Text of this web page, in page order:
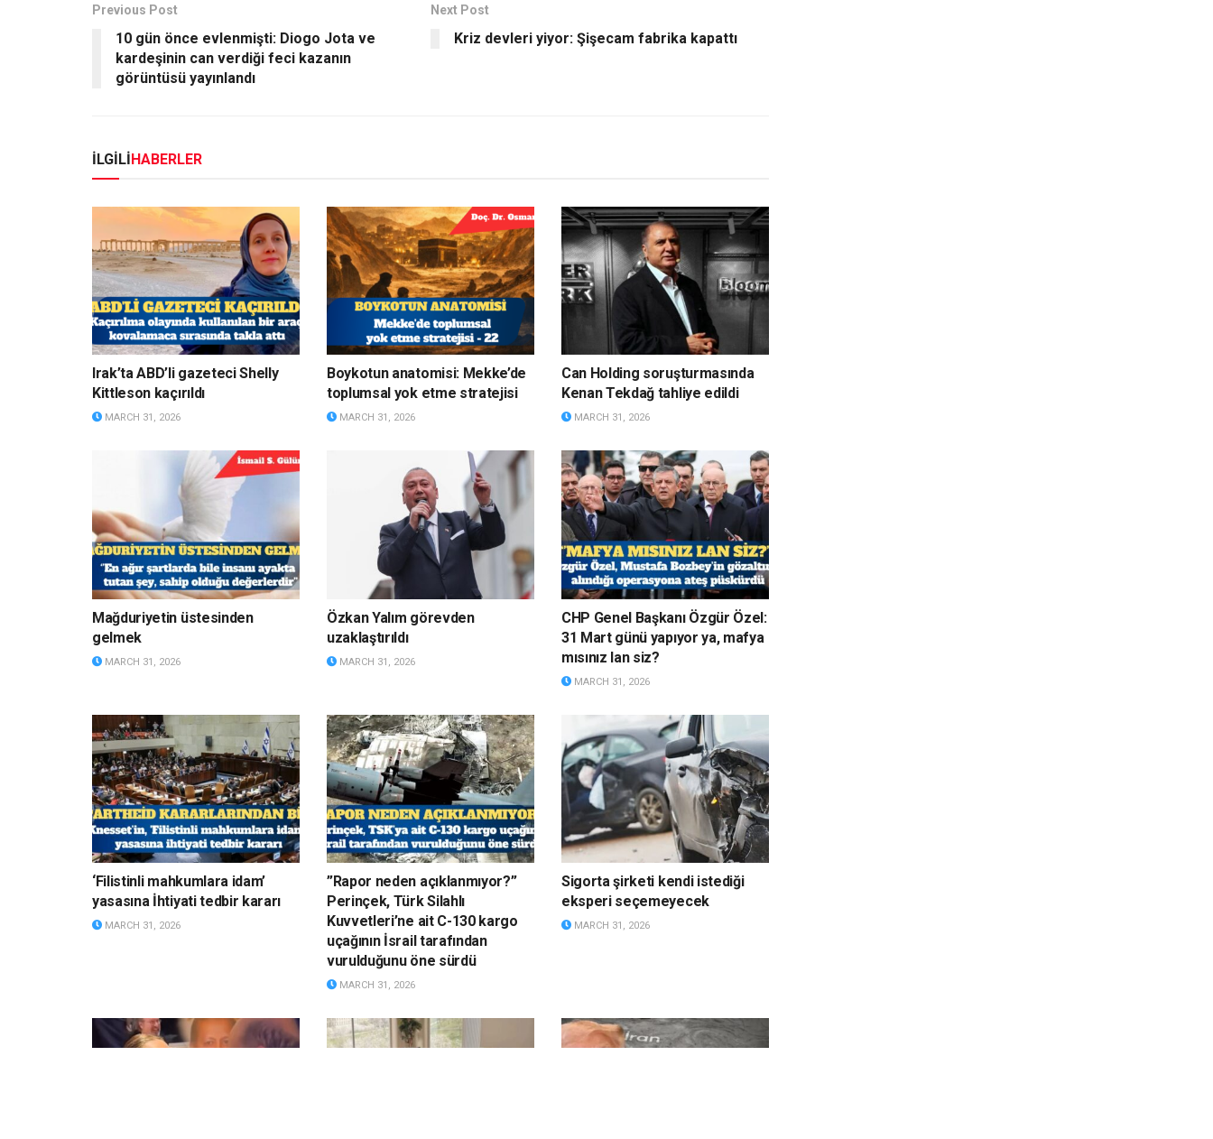
Previous Post
10 gün önce evlenmişti: Diogo Jota ve
kardeşinin can verdiği feci kazanın
görüntüsü yayınlandı
Next Post
Kriz devleri yiyor: Şişecam fabrika kapattı
İLGİLİHABERLER
Irak’ta ABD’li gazeteci Shelly
Kittleson kaçırıldı
MARCH 31, 2026
Boykotun anatomisi: Mekke’de
toplumsal yok etme stratejisi
MARCH 31, 2026
Can Holding soruşturmasında
Kenan Tekdağ tahliye edildi
MARCH 31, 2026
Mağduriyetin üstesinden
gelmek
MARCH 31, 2026
Özkan Yalım görevden
uzaklaştırıldı
MARCH 31, 2026
CHP Genel Başkanı Özgür Özel:
31 Mart günü yapıyor ya, mafya
mısınız lan siz?
MARCH 31, 2026
‘Filistinli mahkumlara idam’
yasasına İhtiyati tedbir kararı
MARCH 31, 2026
”Rapor neden açıklanmıyor?”
Perinçek, Türk Silahlı
Kuvvetleri’ne ait C-130 kargo
uçağının İsrail tarafından
vurulduğunu öne sürdü
MARCH 31, 2026
Sigorta şirketi kendi istediği
eksperi seçemeyecek
MARCH 31, 2026